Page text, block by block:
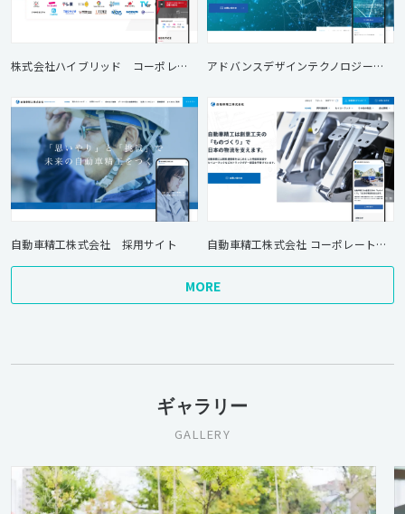
株式会社ハイブリッド コーポレートサイトリニューアル アドバンスデザインテクノロジー株式会社 コーポレートサイトリニューアル
自動車精工株式会社 採用サイト 自動車精工株式会社 コーポレートサイトリニューアル
MORE
ギャラリー
GALLERY